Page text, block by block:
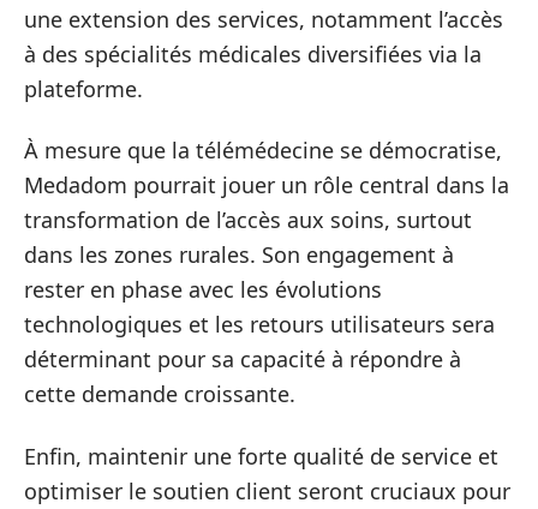
une extension des services, notamment l’accès
à des spécialités médicales diversifiées via la
plateforme.
À mesure que la télémédecine se démocratise,
Medadom pourrait jouer un rôle central dans la
transformation de l’accès aux soins, surtout
dans les zones rurales. Son engagement à
rester en phase avec les évolutions
technologiques et les retours utilisateurs sera
déterminant pour sa capacité à répondre à
cette demande croissante.
Enfin, maintenir une forte qualité de service et
optimiser le soutien client seront cruciaux pour